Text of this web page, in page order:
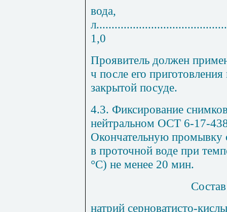
вода,
л
1,0
Проявитель должен
ч после его
закрытой посуде.
4.3. Фиксирование
нейтральном ОСТ 6-17-
Окончательную промывку
в проточной воде при
°С) не менее 20 мин.
натрий серноватисто-